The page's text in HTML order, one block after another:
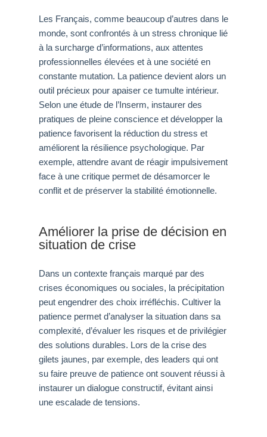
Les Français, comme beaucoup d’autres dans le
monde, sont confrontés à un stress chronique lié
à la surcharge d’informations, aux attentes
professionnelles élevées et à une société en
constante mutation. La patience devient alors un
outil précieux pour apaiser ce tumulte intérieur.
Selon une étude de l’Inserm, instaurer des
pratiques de pleine conscience et développer la
patience favorisent la réduction du stress et
améliorent la résilience psychologique. Par
exemple, attendre avant de réagir impulsivement
face à une critique permet de désamorcer le
conflit et de préserver la stabilité émotionnelle.
Améliorer la prise de décision en
situation de crise
Dans un contexte français marqué par des
crises économiques ou sociales, la précipitation
peut engendrer des choix irréfléchis. Cultiver la
patience permet d’analyser la situation dans sa
complexité, d’évaluer les risques et de privilégier
des solutions durables. Lors de la crise des
gilets jaunes, par exemple, des leaders qui ont
su faire preuve de patience ont souvent réussi à
instaurer un dialogue constructif, évitant ainsi
une escalade de tensions.